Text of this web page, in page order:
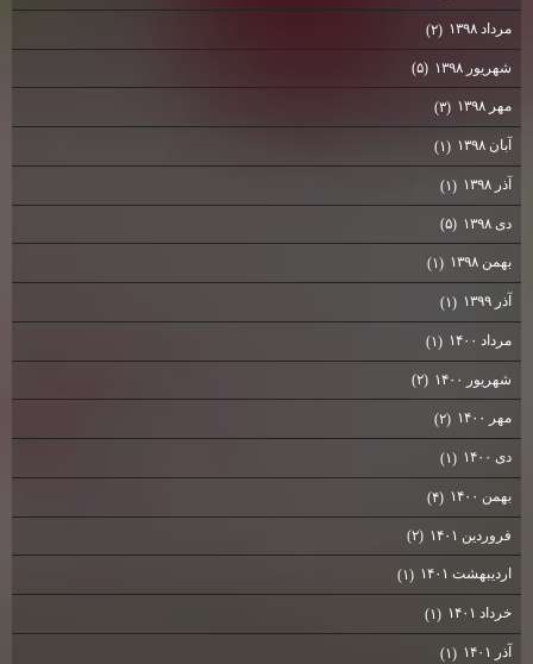
مرداد ۱۳۹۸ (۲)
شهریور ۱۳۹۸ (۵)
مهر ۱۳۹۸ (۳)
آبان ۱۳۹۸ (۱)
آذر ۱۳۹۸ (۱)
دی ۱۳۹۸ (۵)
بهمن ۱۳۹۸ (۱)
آذر ۱۳۹۹ (۱)
مرداد ۱۴۰۰ (۱)
شهریور ۱۴۰۰ (۲)
مهر ۱۴۰۰ (۲)
دی ۱۴۰۰ (۱)
بهمن ۱۴۰۰ (۴)
فروردین ۱۴۰۱ (۲)
اردیبهشت ۱۴۰۱ (۱)
خرداد ۱۴۰۱ (۱)
آذر ۱۴۰۱ (۱)